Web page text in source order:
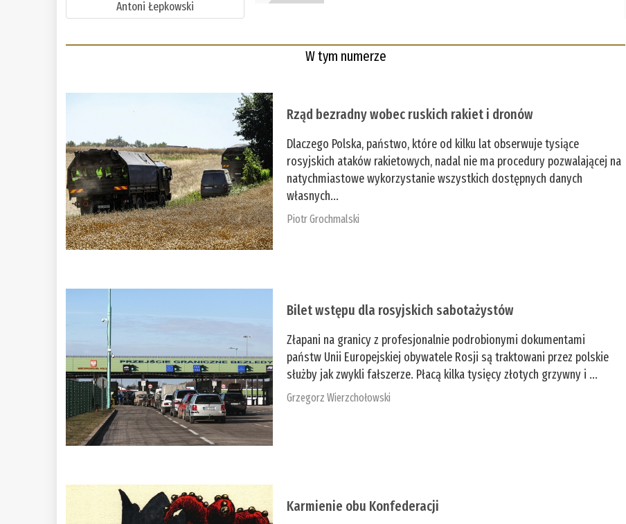
Antoni Łepkowski
W tym numerze
Rząd bezradny wobec ruskich rakiet i dronów
Dlaczego Polska, państwo, które od kilku lat obserwuje tysiące
rosyjskich ataków rakietowych, nadal nie ma procedury pozwalającej na
natychmiastowe wykorzystanie wszystkich dostępnych danych
własnych...
Piotr Grochmalski
Bilet wstępu dla rosyjskich sabotażystów
Złapani na granicy z profesjonalnie podrobionymi dokumentami
państw Unii Europejskiej obywatele Rosji są traktowani przez polskie
służby jak zwykli fałszerze. Płacą kilka tysięcy złotych grzywny i ...
Grzegorz Wierzchołowski
Karmienie obu Konfederacji